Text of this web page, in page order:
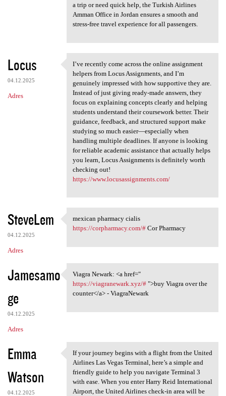
a trip or need quick help, the Turkish Airlines
Amman Office in Jordan ensures a smooth and
stress-free travel experience for all passengers.
Locus
04.12.2025
Adres
I’ve recently come across the
I’ve recently come across the online assignment
helpers from Locus Assignments, and I’m
genuinely impressed with how supportive they are.
Instead of just giving ready-made answers, they
focus on explaining concepts clearly and helping
students understand their coursework better. Their
guidance, feedback, and structured support make
studying so much easier—especially when
handling multiple deadlines. If anyone is looking
for reliable academic assistance that actually helps
you learn, Locus Assignments is definitely worth
checking out!
https://www.locusassignments.com/
SteveLem
04.12.2025
Adres
mexican pharmacy cialis https
mexican pharmacy cialis
https://corpharmacy.com/#Cor Pharmacy
Jamesamo
ge
04.12.2025
Adres
Viagra Newark: <a href="
Viagra Newark: <a href="
https://viagranewark.xyz/#">buy Viagra over the
counter</a> - ViagraNewark
Emma
Watson
04.12.2025
If your journey begins with a
If your journey begins with a flight from the United
Airlines Las Vegas Terminal, here’s a simple and
friendly guide to help you navigate Terminal 3
with ease. When you enter Harry Reid International
Airport, the United Airlines check-in area will be